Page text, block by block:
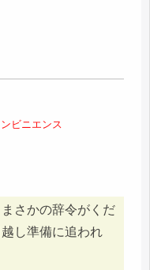
ビニエンス
さかの辞令がくだ
し準備に追われ